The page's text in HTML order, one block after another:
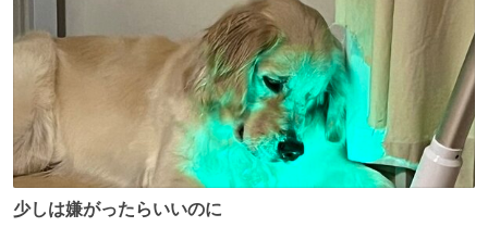
少しは嫌がったらいいのに